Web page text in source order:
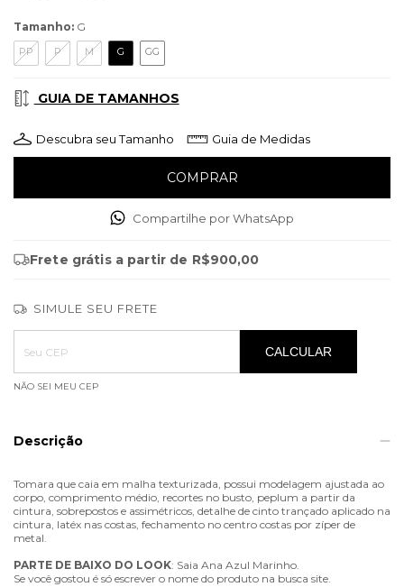
Tamanho: G
PP P M G GG
GUIA DE TAMANHOS
Descubra seu Tamanho Guia de Medidas
Compartilhe por WhatsApp
Frete grátis a partir de R$900,00
SIMULE SEU FRETE
Entregas para o CEP:
ALTERAR CEP
CALCULAR
NÃO SEI MEU CEP
Descrição
Tomara que caia em malha texturizada, possui modelagem ajustada ao
corpo, comprimento médio, recortes no busto, peplum a partir da
cintura, sobrepostos e assimétricos, detalhe de cinto trançado aplicado na
cintura, latéx nas costas, fechamento no centro costas por zíper de
metal.
PARTE DE BAIXO DO LOOK: Saia Ana Azul Marinho.
Se você gostou é só escrever o nome do produto na busca site.